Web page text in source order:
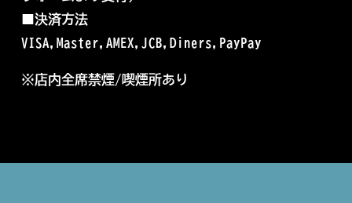
決済方法
VISA,Master,AMEX,JCB,Diners,PayPay
※店内全席禁煙/喫煙所あり